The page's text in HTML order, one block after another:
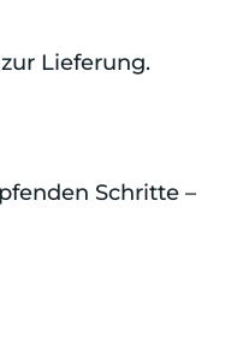
Lieferung.
Schritte –